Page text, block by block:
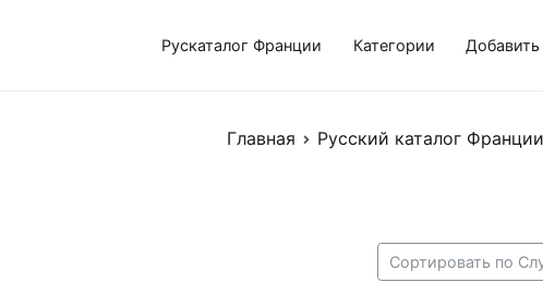
Рускаталог Франции Категории Добавить
Главная Русский каталог
Сортировать по